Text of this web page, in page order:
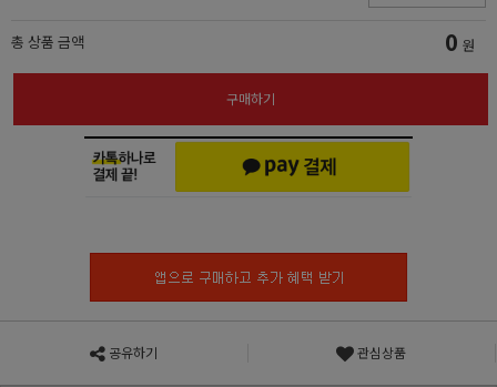
총 상품 금액 0 원
구매하기
공유하기 관심상품